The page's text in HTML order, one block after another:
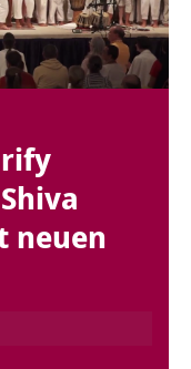
neuen